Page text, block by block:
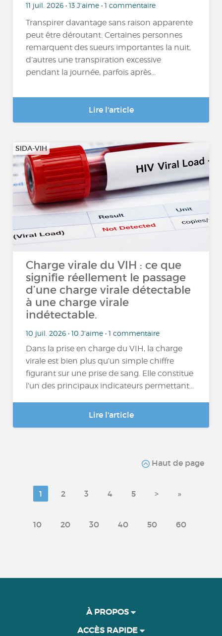
11 juil. 2026 • 13 J'aime • 1 commentaire
Transpirer davantage sans raison apparente
peut être déroutant. Certaines personnes
remarquent des sueurs importantes la nuit,
d’autres une transpiration excessive
pendant la journée, parfois après...
Lire l'article
SIDA-VIH
Charge virale du VIH : ce que
signifie réellement le passage
d’une charge virale détectable
à une charge virale
indétectable.
10 juil. 2026 • 10 J'aime • 1 commentaire
Dans la prise en charge du VIH, la charge
virale est bien plus qu’un simple chiffre
figurant sur une prise de sang. Elle constitue
l’un des principaux indicateurs permettant…
Lire l'article
Haut de page
1 2 3 4 5 > »
10 20 30 40 50 60
À PROPOS
ACCÈS RAPIDE